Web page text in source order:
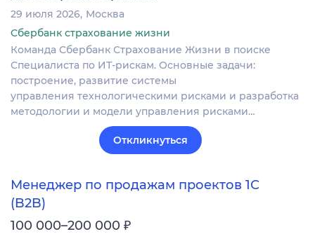
29 июля 2026 Москва
Сбербанк страхование жизни
Команда Сбербанк Страхование Жизни в поиске
Специалиста по ИТ-рискам. Основные задачи:
построение, развитие системы
управления технологическими рисками и разработка
методологии и модели управления рисками…
Откликнуться
Менеджер по продажам проектов 1С
(B2B)
100 000–200 000 ₽